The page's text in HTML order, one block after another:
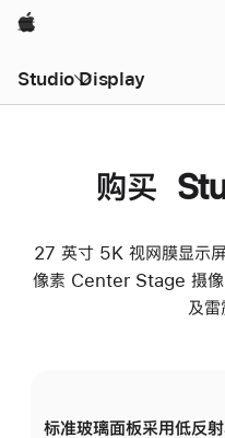
Apple
Studio Display
购买
27 英寸 5K 视网膜显示
像素 Center Stage 摄像
及雷
标准玻璃面板采用低反